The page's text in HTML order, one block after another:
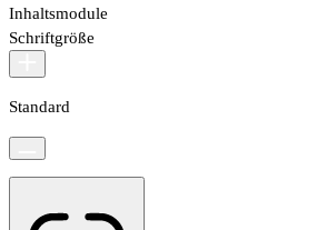
Inhaltsmodule
Schriftgröße
Standard